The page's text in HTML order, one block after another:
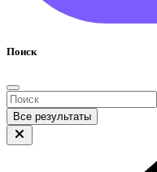
Поиск
Все результаты